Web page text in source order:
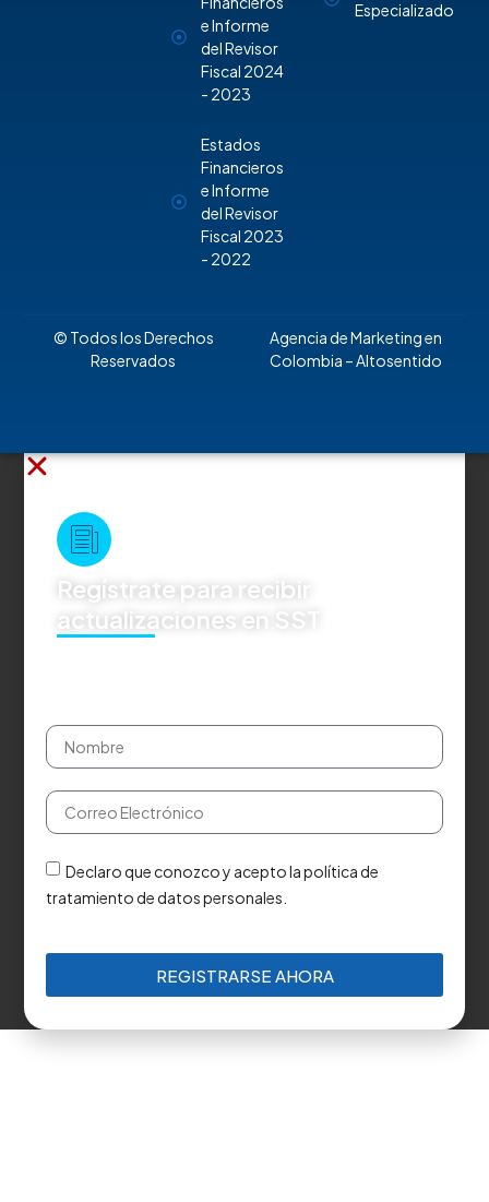
e Informe
del Revisor
Fiscal 2024
- 2023
Estados
Financieros
e Informe
del Revisor
Fiscal 2023
- 2022
Especializado
© Todos los Derechos
Reservados
Agencia de Marketing en
Colombia – Altosentido
Regístrate para recibir
actualizaciones en SST
Declaro que conozco y acepto la política de
tratamiento de datos personales.
REGISTRARSE AHORA